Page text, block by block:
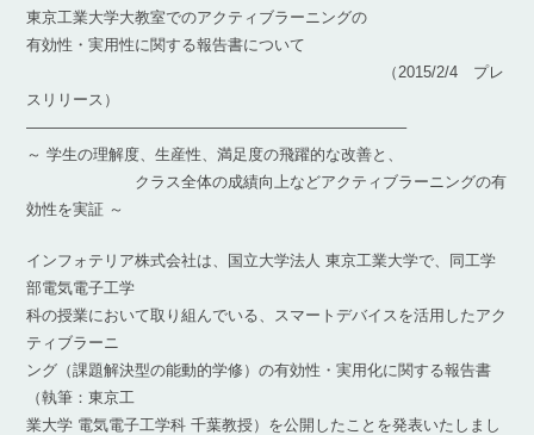
東京工業大学大教室でのアクティブラーニングの
有効性・実用性に関する報告書について
（2015/2/4 プレ
スリリース）
————————————————————————–
～ 学生の理解度、生産性、満足度の飛躍的な改善と、
クラス全体の成績向上などアクティブラーニングの有
効性を実証 ～
インフォテリア株式会社は、国立大学法人 東京工業大学で、同工学
部電気電子工学
科の授業において取り組んでいる、スマートデバイスを活用したアク
ティブラーニ
ング（課題解決型の能動的学修）の有効性・実用化に関する報告書
（執筆：東京工
業大学 電気電子工学科 千葉教授）を公開したことを発表いたしまし